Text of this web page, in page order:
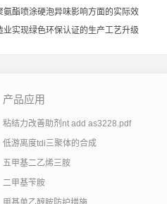
酯喷涂硬泡异味影响方面的实际效
实现绿色环保认证的生产工艺升级
产品应用
粘结力改善助剂nt add as3228.pdf
低游离度tdi三聚体的合成
五甲基二乙烯三胺
二甲基苄胺